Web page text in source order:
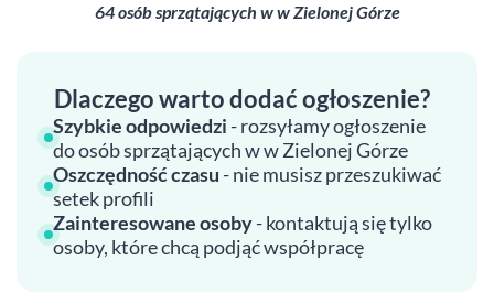
64 osób sprzątających w w Zielonej Górze
Dlaczego warto dodać ogłoszenie?
Szybkie odpowiedzi - rozsyłamy ogłoszenie
do osób sprzątających w w Zielonej Górze
Oszczędność czasu - nie musisz przeszukiwać
setek profili
Zainteresowane osoby- kontaktują się tylko
osoby, które chcą podjąć współpracę